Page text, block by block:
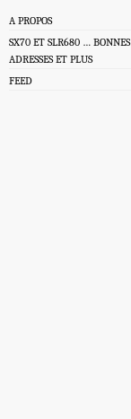
A PROPOS
SX70 ET SLR680 … BONNES
ADRESSES ET PLUS
FEED